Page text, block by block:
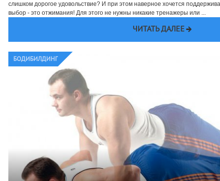
слишком дорогое удовольствие? И при этом наверное хочется
выбор - это отжимания! Для этого не нужны никакие тренажеры или ...
ЧИТАТЬ ДАЛЕЕ
БОДИБИЛДИНГ